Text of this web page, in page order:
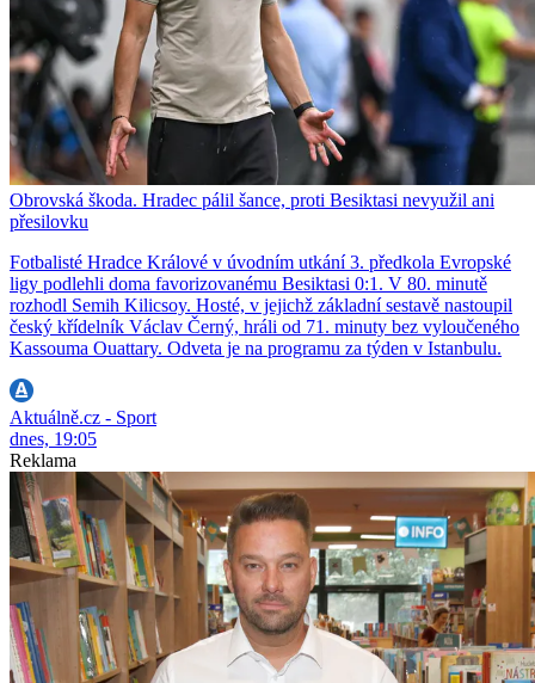
Obrovská škoda. Hradec pálil šance, proti Besiktasi nevyužil ani
přesilovku
Fotbalisté Hradce Králové v úvodním utkání 3. předkola Evropské
ligy podlehli doma favorizovanému Besiktasi 0:1. V 80. minutě
rozhodl Semih Kilicsoy. Hosté, v jejichž základní sestavě nastoupil
český křídelník Václav Černý, hráli od 71. minuty bez vyloučeného
Kassouma Ouattary. Odveta je na programu za týden v Istanbulu.
Aktuálně.cz - Sport
dnes, 19:05
Reklama